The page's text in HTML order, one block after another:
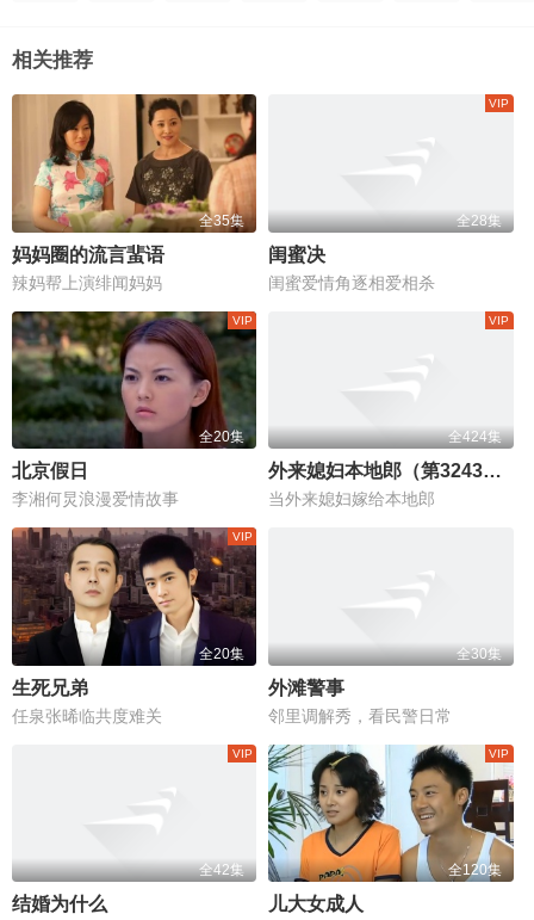
相关推荐
全35集
妈妈圈的流言蜚语
辣妈帮上演绯闻妈妈
全28集
闺蜜决
闺蜜爱情角逐相爱相杀
全20集
北京假日
李湘何炅浪漫爱情故事
全424集
外来媳妇本地郎（第3243集-第3666集）
当外来媳妇嫁给本地郎
全20集
生死兄弟
任泉张晞临共度难关
全30集
外滩警事
邻里调解秀，看民警日常
全42集
结婚为什么
全120集
儿大女成人